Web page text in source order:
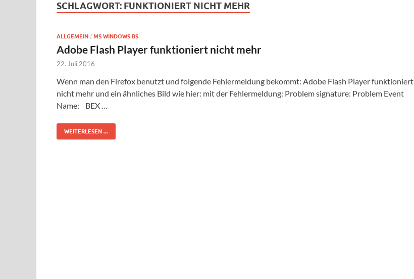
SCHLAGWORT: FUNKTIONIERT NICHT MEHR
ALLGEMEIN / MS WINDOWS BS
Adobe Flash Player funktioniert nicht mehr
22. Juli 2016
Wenn man den Firefox benutzt und folgende Fehlermeldung bekommt: Adobe Flash Player funktioniert
nicht mehr und ein ähnliches Bild wie hier: mit der Fehlermeldung: Problem signature: Problem Event
Name: BEX …
WEITERLESEN ...